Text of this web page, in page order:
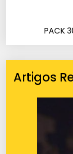
PACK
Artigos